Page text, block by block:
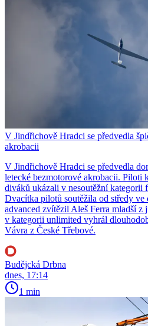
V Jindřichově Hradci se předvedla
akrobacii
V Jindřichově Hradci se předvedla
letecké bezmotorové akrobacii. Piloti
diváků ukázali v nesoutěžní kategorii
Dvacítka pilotů soutěžila od středy
advanced zvítězil Aleš Ferra mladší z
v kategorii unlimited vyhrál
Vávra z České Třebové.
Budějcká Drbna
dnes, 17:14
1 min